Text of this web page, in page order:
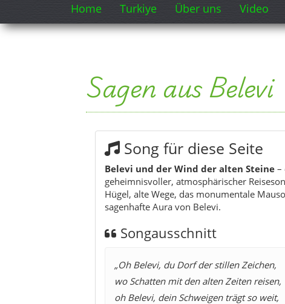
Home Turkiye Über uns Video
Sagen aus Belevi
Song für diese Seite
Belevi und der Wind der alten Steine –
geheimnisvoller, atmosphärischer
Hügel, alte Wege, das monumentale
sagenhafte Aura von Belevi.
Songausschnitt
„Oh Belevi, du Dorf der stillen Zeichen,
wo Schatten mit den alten Zeiten reisen,
oh Belevi, dein Schweigen trägt so weit,